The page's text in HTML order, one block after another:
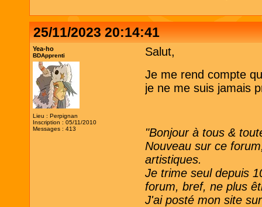
25/11/2023 20:14:41
Yea-ho
BDApprenti
Lieu : Perpignan
Inscription : 05/11/2010
Messages : 413
Salut,
Je me rend compte
je ne me suis jamais
"Bonjour à tous &
Nouveau sur ce
artistiques.
Je trime seul depuis
forum, bref, ne plus
J'ai posté mon site